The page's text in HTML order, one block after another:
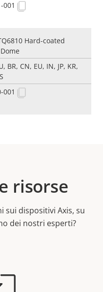
001
Hard-coated
BR, CN, EU, IN, JP, KR,
001
risorse
sui dispositivi Axis, su
dei nostri esperti?